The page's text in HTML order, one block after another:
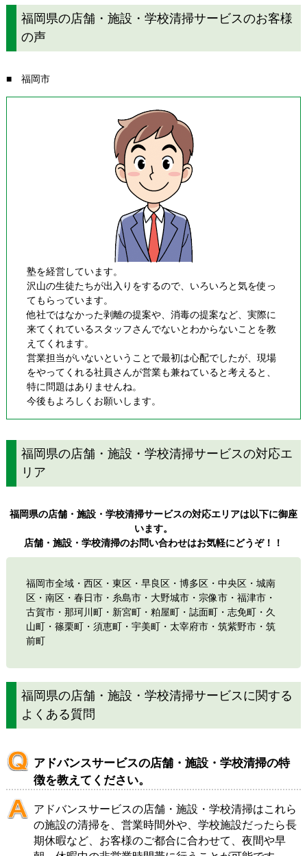
福岡県の店舗・施設・学校清掃サービスのお客様
の声
■ 福岡市
塾を経営しています。
沢山の生徒たちが出入りをするので、いろいろと気を使っ
てもらっています。
他社ではなかった剥離の提案や、消毒の提案など、実際に
来てくれているスタッフさんでないとわからないことを教
えてくれます。
営業担当がいないということで最初は心配でしたが、現場
をやってくれる社員さんが営業も兼ねていると考えると、
特に問題はありませんね。
今後もよろしくお願いします。
福岡県の店舗・施設・学校清掃サービスの対応エ
リア
福岡県の店舗・施設・学校清掃サービスの対応エリアは以下に御座
います。
店舗・施設・学校清掃のお問い合わせはお気軽にどうぞ！！
福岡市全域・ 西区・ 東区・ 早良区・ 博多区・ 中央区・ 城南
区・ 南区・春日市・糸島市・大野城市・宗像市・福津市・
古賀市・那珂川町・新宮町・粕屋町・誌面町・志免町・久
山町・篠栗町・須恵町・宇美町・太宰府市・筑紫野市・筑
前町
福岡県の店舗・施設・学校清掃サービスに関する
よくある質問
アドバンスサービスの店舗・施設・学校清掃の特
徴を教えてください。
アドバンスサービスの店舗・施設・学校清掃はこれら
の施設の清掃を、営業時間外や、学校施設だったら長
期休暇など、お客様のご都合に合わせて、夜間や早